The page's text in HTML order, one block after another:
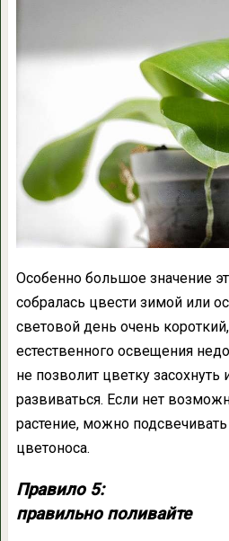
Особенно большое значение
собралась цвести зимой или
световой день очень
естественного освещения
не позволит цветку засохнуть
развиваться. Если нет
растение, можно
цветоноса.
Правило 5:
правильно поливайте